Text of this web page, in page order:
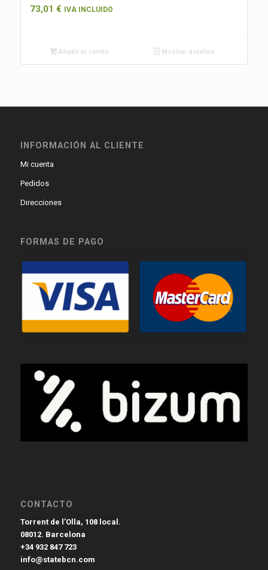
73,01 € IVA INCLUIDO
Añadir al carrito Mostrar detalles
INFORMACIÓN AL CLIENTE
Mi cuenta
Pedidos
Direcciones
FORMAS DE PAGO
CONTACTO
Torrent de l’Olla, 108 local.
08012. Barcelona
+34 932 847 723
info@statebcn.com